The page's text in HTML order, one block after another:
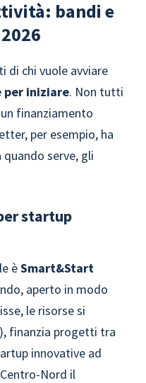
bandi e
di chi vuole avviare
per iniziare. Non tutti
finanziamento
per esempio, ha
serve, gli
startup
èSmart&Start
aperto in modo
le risorse si
finanzia progetti tra
innovative ad
Nord il